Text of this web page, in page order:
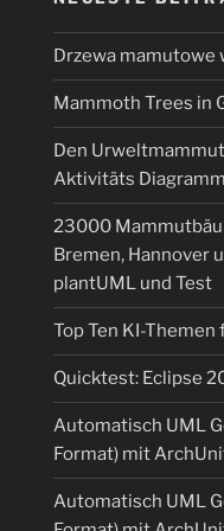
Zero
2
W
mit
ARM-
SoC
Broadcom
BCM2837
vier
ARM
Cortex-
A53
und
64-
Bit-
taugliche
ARMv8-
Drzewa mamutowe
Mammoth Trees in
Den
Aktivitäts
23000
Bremen, Hannover
plantUML und Test
Top Ten KI-
Quicktest: Eclipse
Automatisch UML
Format) mit
Automatisch UML